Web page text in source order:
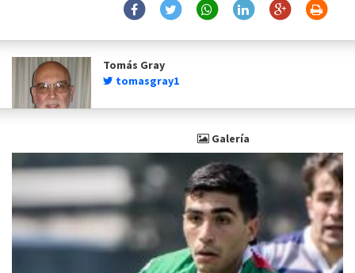
Tomás Gray
tomasgray1
Galería